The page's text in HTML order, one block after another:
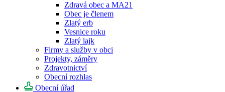
Zdravá obec a MA21
Obec je členem
Zlatý erb
Vesnice roku
Zlatý lajk
Firmy a služby v obci
Projekty, záměry
Zdravotnictví
Obecní rozhlas
Obecní úřad